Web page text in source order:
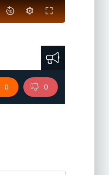
0 0